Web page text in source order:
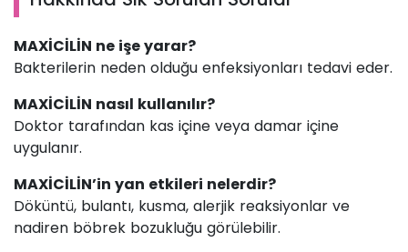
MAXİCİLİN ne işe yarar?
Bakterilerin neden olduğu enfeksiyonları tedavi eder.
MAXİCİLİN nasıl kullanılır?
Doktor tarafından kas içine veya damar içine
uygulanır.
MAXİCİLİN’in yan etkileri nelerdir?
Döküntü, bulantı, kusma, alerjik reaksiyonlar ve
nadiren böbrek bozukluğu görülebilir.